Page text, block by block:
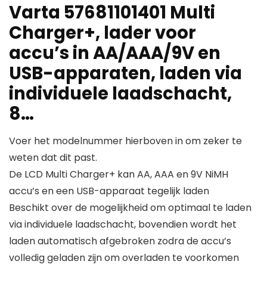
Varta 57681101401 Multi
Charger+, lader voor
accu’s in AA/AAA/9V en
USB-apparaten, laden via
individuele laadschacht,
8…
Voer het modelnummer hierboven in om zeker te
weten dat dit past.
De LCD Multi Charger+ kan AA, AAA en 9V NiMH
accu’s en een USB-apparaat tegelijk laden
Beschikt over de mogelijkheid om optimaal te laden
via individuele laadschacht, bovendien wordt het
laden automatisch afgebroken zodra de accu’s
volledig geladen zijn om overladen te voorkomen